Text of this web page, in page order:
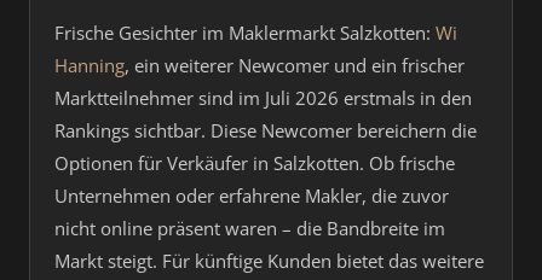
Frische Gesichter im Maklermarkt Salzkotten: Wi
Hanning, ein weiterer Newcomer und ein frischer
Marktteilnehmer sind im Juli 2026 erstmals in den
Rankings sichtbar. Diese Newcomer bereichern die
Optionen für Verkäufer in Salzkotten. Ob frische
Unternehmen oder erfahrene Makler, die zuvor
nicht online präsent waren – die Bandbreite im
Markt steigt. Für künftige Kunden bietet das weitere